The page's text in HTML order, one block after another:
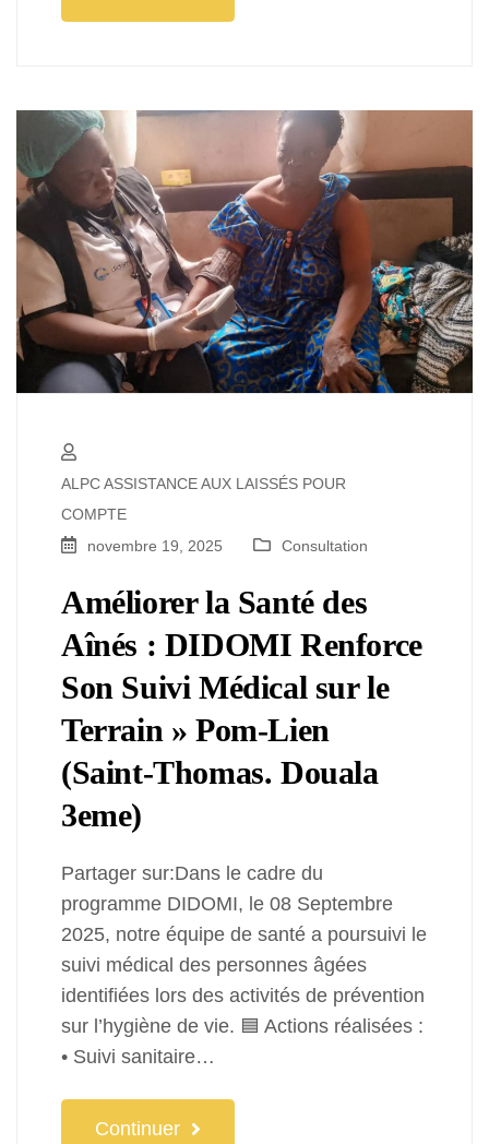
ALPC ASSISTANCE AUX LAISSÉS POUR
COMPTE
novembre 19, 2025
Consultation
Améliorer la Santé des
Aînés : DIDOMI Renforce
Son Suivi Médical sur le
Terrain » Pom-Lien
(Saint-Thomas. Douala
3eme)
Partager sur:Dans le cadre du
programme DIDOMI, le 08 Septembre
2025, notre équipe de santé a poursuivi le
suivi médical des personnes âgées
identifiées lors des activités de prévention
sur l’hygiène de vie. 🟦 Actions réalisées :
• Suivi sanitaire…
Continuer